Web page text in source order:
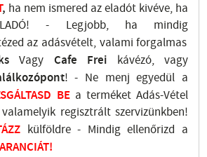
, ha nem ismered az eladót kivéve, ha
ELADÓ! - Legjobb, ha mindig
az adásvételt, valami forgalmas
Vagy Cafe Frei kávézó, vagy
! - Ne menj egyedül a
BEa terméket Adás-Vétel
regisztrált szervizünkben!
külföldre- Mindig ellenőrizd a